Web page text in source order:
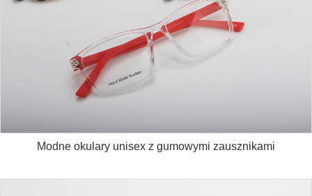
Modne okulary unisex z gumowymi zausznikami